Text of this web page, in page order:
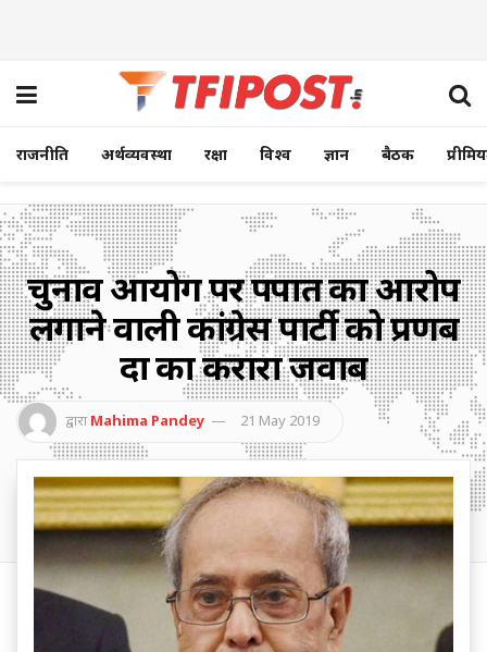
राजनीति अर्थव्यवस्था रक्षा विश्व ज्ञान बैठक
चुनाव आयोग पर पक्षपात का आरोप
लगाने वाली कांग्रेस पार्टी को प्रणब
दा का करारा जवाब
द्वारा Mahima Pandey 21 May 2019